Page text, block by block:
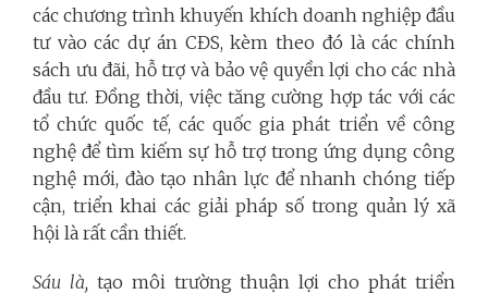
các chương trình khuyến khích doanh nghiệp đầu
tư vào các dự án CĐS, kèm theo đó là các chính
sách ưu đãi, hỗ trợ và bảo vệ quyền lợi cho các nhà
đầu tư. Đồng thời, việc tăng cường hợp tác với các
tổ chức quốc tế, các quốc gia phát triển về công
nghệ để tìm kiếm sự hỗ trợ trong ứng dụng công
nghệ mới, đào tạo nhân lực để nhanh chóng tiếp
cận, triển khai các giải pháp số trong quản lý xã
hội là rất cần thiết.
Sáu là, tạo môi trường thuận lợi cho phát triển